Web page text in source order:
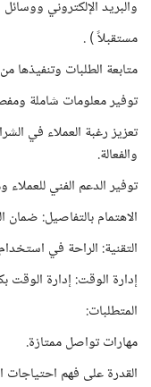
والبريد الإلكتروني
مستقبلاً ) .
متابعة الطلبات
توفير معلومات شاملة
تعزيز رغبة العملاء في
والفعالة.
توفير الدعم الفني
الاهتمام بالتفاصيل: ضمان
التقنية: الراحة في
إدارة الوقت: إدارة الوقت
المتطلبات:
مهارات تواصل ممتازة.
القدرة على فهم احتياجات